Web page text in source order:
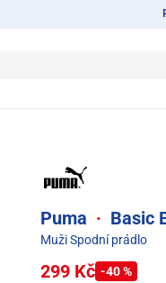
Puma · Basic
Muži Spodní prádlo
299 Kč -40 %